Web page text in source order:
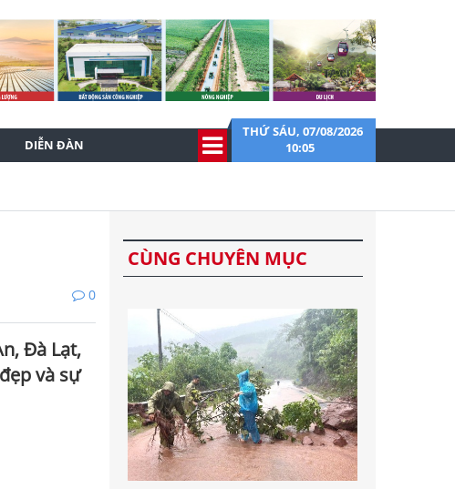
DIỄN ĐÀN
THỨ SÁU, 07/08/2026
10:05
0
Đà Lạt,
và sự
CÙNG CHUYÊN MỤC